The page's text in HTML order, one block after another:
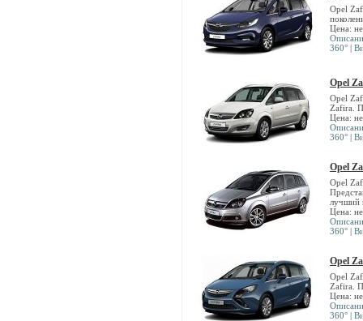
Opel
Цена:
360° |
Opel
Opel
Zafira.
Цена:
360° |
Opel
Opel
лучший
Цена:
360° |
Opel
Opel
Zafira.
Цена:
360° |